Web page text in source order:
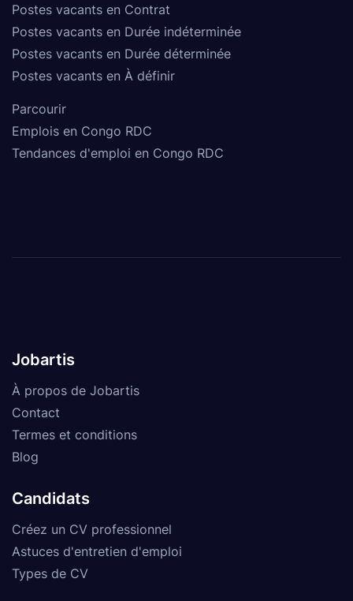
Postes vacants en Contrat
Postes vacants en Durée indéterminée
Postes vacants en Durée déterminée
Postes vacants en À définir
Parcourir
Emplois en Congo RDC
Tendances d'emploi en Congo RDC
Jobartis
À propos de Jobartis
Contact
Termes et conditions
Blog
Candidats
Créez un CV professionnel
Astuces d'entretien d'emploi
Types de CV